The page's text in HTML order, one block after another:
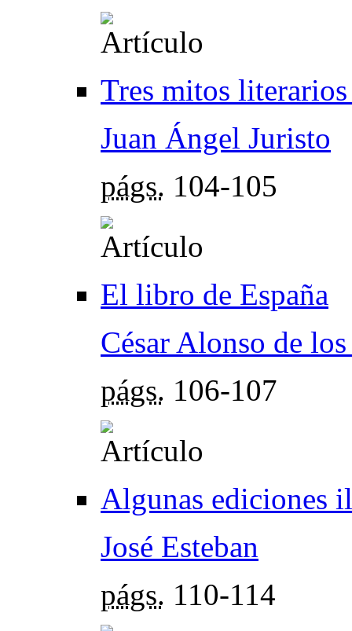
Tres mitos literarios
Juan Ángel Juristo
págs. 104-105
El libro de España
César Alonso de
págs. 106-107
Algunas ediciones
José Esteban
págs. 110-114